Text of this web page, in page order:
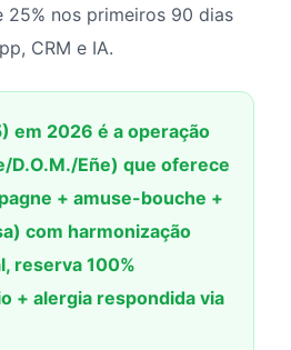
25% nos primeiros 90 dias
CRM e IA.
em 2026 é a operação
D.O.M./Eñe) que oferece
+ amuse-bouche +
com harmonização
reserva 100%
+ alergia respondida via